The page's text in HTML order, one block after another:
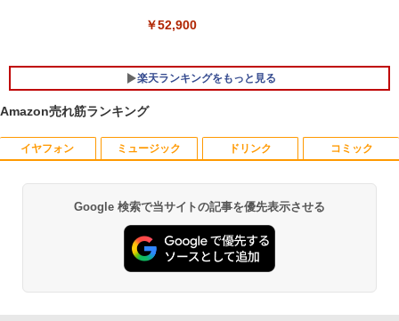
￥52,900
楽天ランキングをもっと見る
1
中古パソコン 一体型 富士通 ESPRIMO F
1005M 1.90GHz メモリ4GB 1TB 21.5イ
ンチ Office付き DVD Webカメラ 無線L
￥15,800
1
【エントリーで最大全額ポイント還元｜
-C接続 PCモニター ブラック 24E1N130
0A/11 [23.8型 /フルHD(1920×1080) /ワ
￥19,620
1
おいしい！イラストレッスン クレパス
￥1,518
Amazon売れ筋ランキング
イヤフォン
Anker Soundcore P40i オフホワイト
￥7,990
ミュージック
BRUCE WAYNE feat. Flo Milli, ATL Jacob
[Explicit]
￥250
ドリンク
by Amazon 天然水 ラベルレス 500ml ×24本
富士山の天然水 バナジウム含有 水 ミネラル
ウォーター ペットボトル 静岡県産 500ミリリ
ットル (Smart Basic)
￥1,380
コミック
薬屋のひとりごと 17巻 (デジタル版ビッグガ
ンガンコミックス)
￥770
Google 検索で当サイトの記事を優先表示させる